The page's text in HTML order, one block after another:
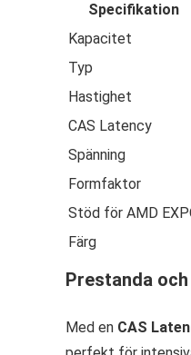
Specifikation
Kapacitet
Typ
Hastighet
CAS Latency
Spänning
Formfaktor
Stöd för AMD
Färg
Prestanda
Med en CAS